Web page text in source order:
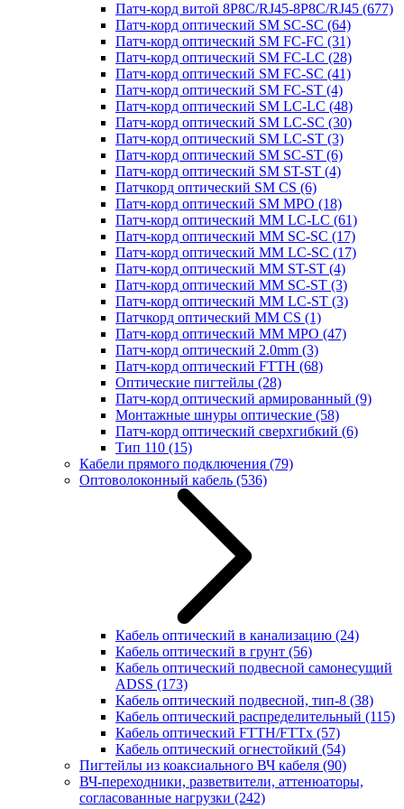
Патч-корд витой 8P8C/RJ45-8P8C/RJ45 (677)
Патч-корд оптический SM SC-SC (64)
Патч-корд оптический SM FC-FC (31)
Патч-корд оптический SM FC-LC (28)
Патч-корд оптический SM FC-SC (41)
Патч-корд оптический SM FC-ST (4)
Патч-корд оптический SM LC-LC (48)
Патч-корд оптический SM LC-SC (30)
Патч-корд оптический SM LC-ST (3)
Патч-корд оптический SM SC-ST (6)
Патч-корд оптический SM ST-ST (4)
Патчкорд оптический SM CS (6)
Патч-корд оптический SM MPO (18)
Патч-корд оптический MM LC-LC (61)
Патч-корд оптический MM SC-SC (17)
Патч-корд оптический MM LC-SC (17)
Патч-корд оптический MM ST-ST (4)
Патч-корд оптический MM SC-ST (3)
Патч-корд оптический MM LC-ST (3)
Патчкорд оптический MM CS (1)
Патч-корд оптический MM MPO (47)
Патч-корд оптический 2.0mm (3)
Патч-корд оптический FTTH (68)
Оптические пигтейлы (28)
Патч-корд оптический армированный (9)
Монтажные шнуры оптические (58)
Патч-корд оптический сверхгибкий (6)
Тип 110 (15)
Кабели прямого подключения (79)
Оптоволоконный кабель (536)
Кабель оптический в канализацию (24)
Кабель оптический в грунт (56)
Кабель оптический подвесной самонесущий
ADSS (173)
Кабель оптический подвесной, тип-8 (38)
Кабель оптический распределительный (115)
Кабель оптический FTTH/FTTx (57)
Кабель оптический огнестойкий (54)
Пигтейлы из коаксиального ВЧ кабеля (90)
ВЧ-переходники, разветвители, аттенюаторы,
согласованные нагрузки (242)